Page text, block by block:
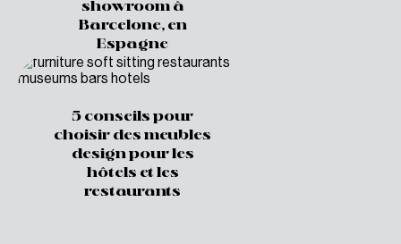
showroom à
Barcelone, en
Espagne
5 conseils pour
choisir des meubles
design pour les
hôtels et les
restaurants